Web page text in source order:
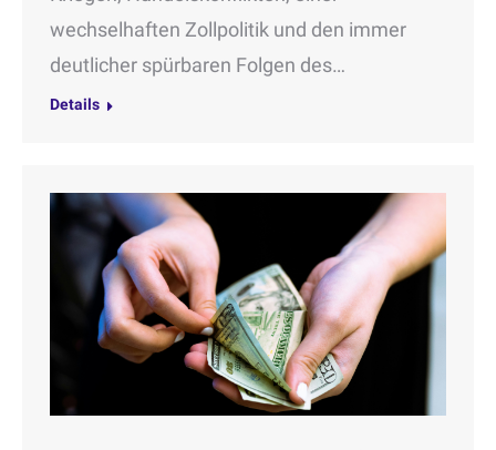
wechselhaften Zollpolitik und den immer
deutlicher spürbaren Folgen des…
Details